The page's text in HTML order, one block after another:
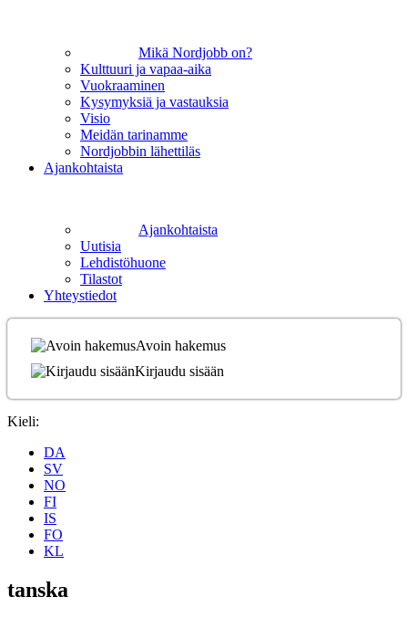
Mikä Nordjobb on?
Kulttuuri ja vapaa-aika
Vuokraaminen
Kysymyksiä ja vastauksia
Visio
Meidän tarinamme
Nordjobbin lähettiläs
Ajankohtaista
Ajankohtaista
Uutisia
Lehdistöhuone
Tilastot
Yhteystiedot
Avoin hakemus
Kirjaudu sisään
Kieli:
DA
SV
NO
FI
IS
FO
KL
tanska